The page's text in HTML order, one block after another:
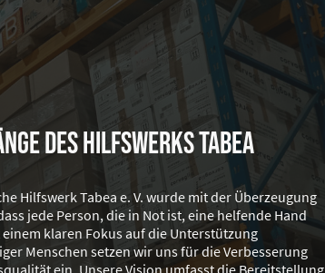
des Hilfswerks Tabea
Hilfswerk Tabea e. V. wurde mit der Überzeugung
jede Person, die in Not ist, eine helfende Hand
klaren Fokus auf die Unterstützung
Menschen setzen wir uns für die Verbesserung